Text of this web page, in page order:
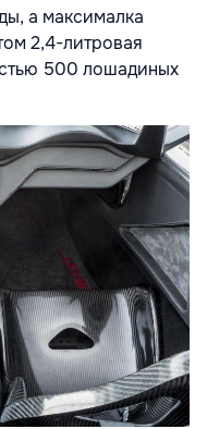
а максималка
2,4-литровая
500 лошадиных